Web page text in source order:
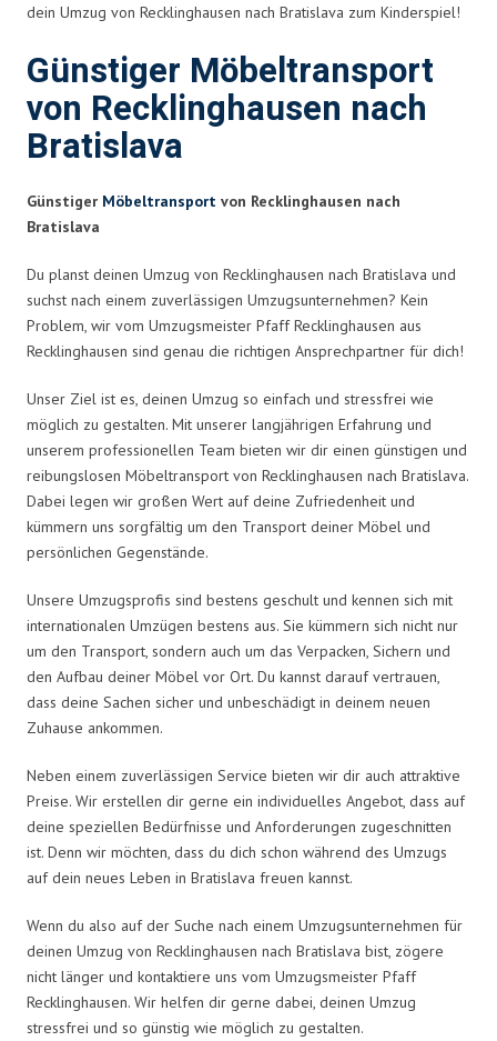
dein Umzug von Recklinghausen nach Bratislava zum Kinderspiel!
Günstiger Möbeltransport
von Recklinghausen nach
Bratislava
Günstiger Möbeltransport von Recklinghausen nach
Bratislava
Du planst deinen Umzug von Recklinghausen nach Bratislava und
suchst nach einem zuverlässigen Umzugsunternehmen? Kein
Problem, wir vom Umzugsmeister Pfaff Recklinghausen aus
Recklinghausen sind genau die richtigen Ansprechpartner für dich!
Unser Ziel ist es, deinen Umzug so einfach und stressfrei wie
möglich zu gestalten. Mit unserer langjährigen Erfahrung und
unserem professionellen Team bieten wir dir einen günstigen und
reibungslosen Möbeltransport von Recklinghausen nach Bratislava.
Dabei legen wir großen Wert auf deine Zufriedenheit und
kümmern uns sorgfältig um den Transport deiner Möbel und
persönlichen Gegenstände.
Unsere Umzugsprofis sind bestens geschult und kennen sich mit
internationalen Umzügen bestens aus. Sie kümmern sich nicht nur
um den Transport, sondern auch um das Verpacken, Sichern und
den Aufbau deiner Möbel vor Ort. Du kannst darauf vertrauen,
dass deine Sachen sicher und unbeschädigt in deinem neuen
Zuhause ankommen.
Neben einem zuverlässigen Service bieten wir dir auch attraktive
Preise. Wir erstellen dir gerne ein individuelles Angebot, dass auf
deine speziellen Bedürfnisse und Anforderungen zugeschnitten
ist. Denn wir möchten, dass du dich schon während des Umzugs
auf dein neues Leben in Bratislava freuen kannst.
Wenn du also auf der Suche nach einem Umzugsunternehmen für
deinen Umzug von Recklinghausen nach Bratislava bist, zögere
nicht länger und kontaktiere uns vom Umzugsmeister Pfaff
Recklinghausen. Wir helfen dir gerne dabei, deinen Umzug
stressfrei und so günstig wie möglich zu gestalten.